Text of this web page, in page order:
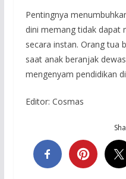
Pentingnya
dini memang tidak dapat
secara instan. Orang tua
saat anak beranjak
mengenyam pendidikan
Editor: Cosmas